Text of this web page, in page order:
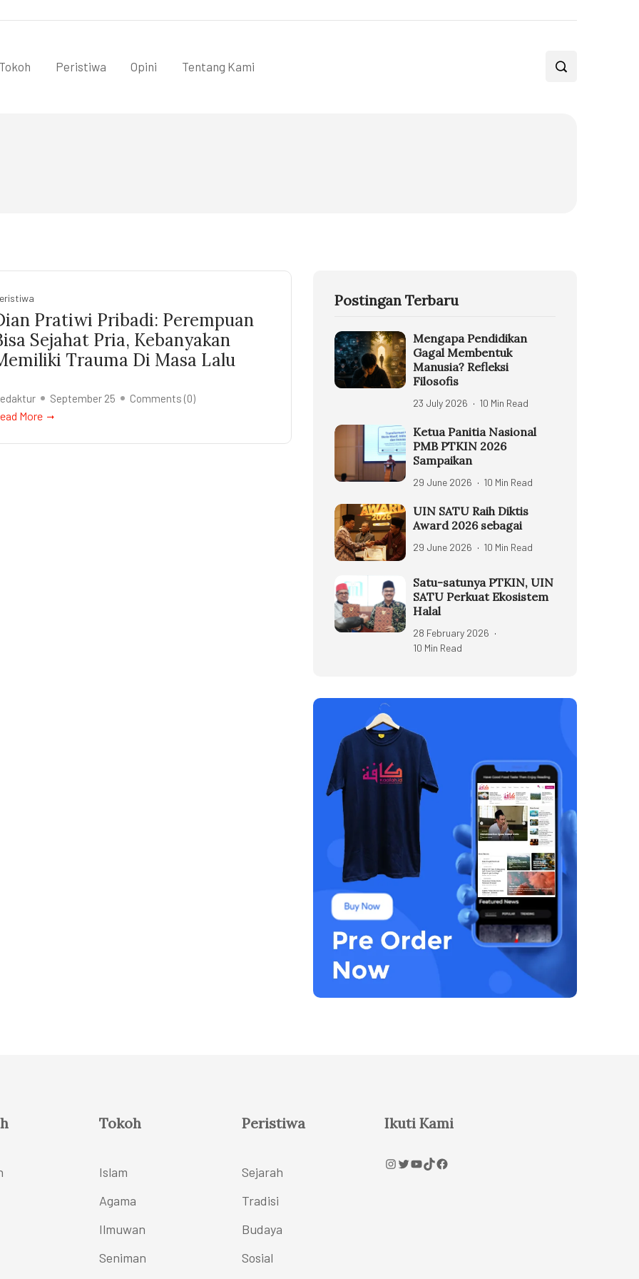
Peristiwa Opini Tentang Kami
Pratiwi Pribadi: Perempuan
Sejahat Pria, Kebanyakan
Trauma Di Masa Lalu
September 25 Comments (0)
More
Postingan Terbaru
Mengapa Pendidikan
Gagal Membentuk
Manusia? Refleksi
Filosofis
23 July 2026 10 Min Read
Ketua Panitia Nasional
PMB PTKIN 2026
Sampaikan
29 June 2026 10 Min Read
UIN SATU Raih Diktis
Award 2026 sebagai
29 June 2026 10 Min Read
Satu-satunya PTKIN, UIN
SATU Perkuat Ekosistem
Halal
28 February 2026
10 Min Read
Tokoh
Islam
Agama
Ilmuwan
Seniman
Peristiwa
Sejarah
Tradisi
Budaya
Sosial
Ikuti Kami